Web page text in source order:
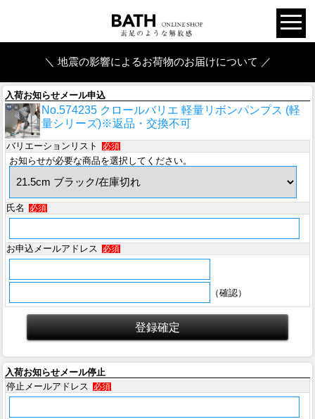
＼ 地震の影響によるお荷物のお届けについて ／
入荷お知らせメール申込
No.574235 クロールバリエ 軽量リボンパンプス (軽
量シリーズ)※返品・交換不可
バリエーションリスト 必須
お知らせが必要な商品を選択してください。
氏名 必須
お申込メールアドレス 必須
（確認）
入荷お知らせメール停止
停止メールアドレス
必須